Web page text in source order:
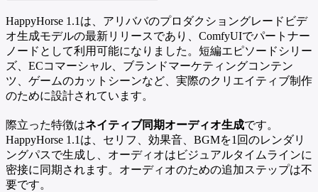
HappyHorse 1.1は、アリババのプロダクショングレードビデ
オ生成モデルの最新リリースであり、ComfyUIでパートナー
ノードとして利用可能になりました。短編エピソードシリー
ズ、ECコマーシャル、ブランドマーケティングコンテン
ツ、ゲームのカットシーンなど、実際のクリエイティブ制作
のために設計されています。
際立った特徴はネイティブ同期オーディオ生成です。
HappyHorse 1.1は、セリフ、効果音、BGMを1回のレンダリ
ングパスで生成し、オーディオはビジュアルタイムラインに
密接に同期されます。オーディオのための追加ステップは不
要です。